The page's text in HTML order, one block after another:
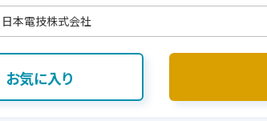
日本電技株式会社
お気に入り